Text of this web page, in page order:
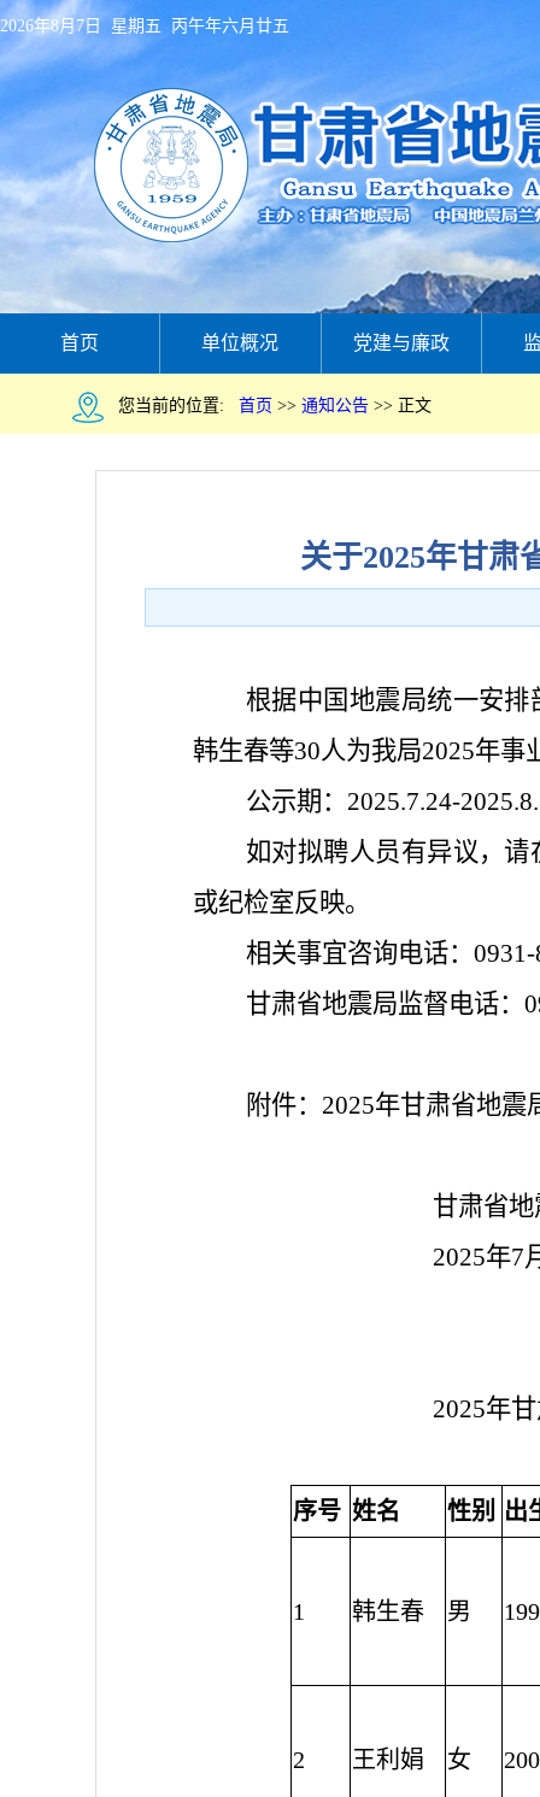
2026年8月7日 星期五 丙午年六月廿五
首页 单位概况 党建与廉政
您当前的位置: 首页 >> 通知公告 >> 正文
关于2025年甘肃
根据中国地震局统一安
韩生春等30人为我局2025年
公示期：2025.7.24-
如对拟聘人员有异议，
或纪检室反映。
相关事宜咨询电话：0931-
甘肃省地震局监督电话：
附件：2025年甘肃省地
甘肃省地震
2025年7月
2025年
序号 姓名 性别 出
1 韩生春 男
2 王利娟 女